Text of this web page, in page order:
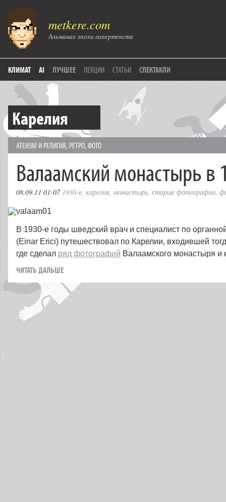
metkere.com
Альманах эпохи гипертекста
КЛИМАТ AI ЛУЧШЕЕ ЛЕКЦИИ СТАТЬИ СПЕКТАКЛИ
Карелия
АТЕИЗМ И РЕЛИГИЯ, РЕТРО,ФОТО
Валаамский монастырь в
08.09.11 01:07 1930-е, карелия,монастырь, старые фотографии,
В 1930‑е годы шведский врач и специалист по
(Einar Erici) путешествовал по Карелии, входившей
где сделал ряд фотографий Валаамского монастыря и
ЧИТАТЬ ДАЛЬШЕ